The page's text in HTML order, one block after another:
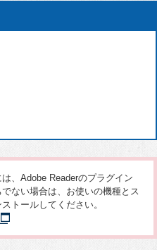
、Adobe Readerのプラグイン
ない場合は、お使いの機種とス
トールしてください。